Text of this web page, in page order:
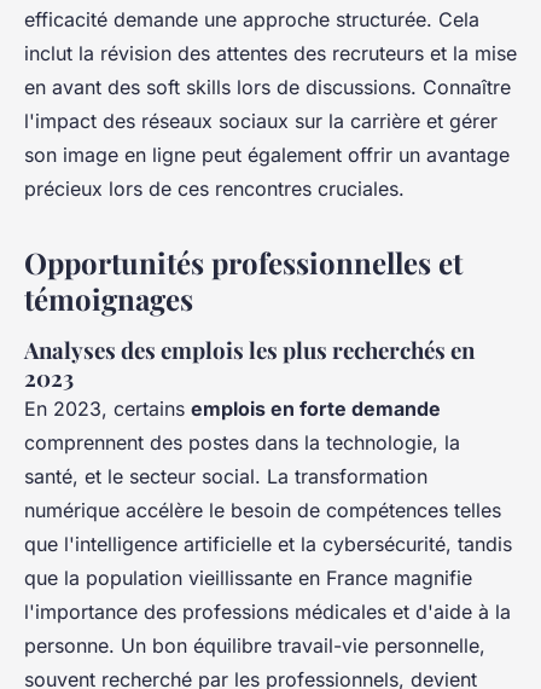
efficacité demande une approche structurée. Cela
inclut la révision des attentes des recruteurs et la mise
en avant des soft skills lors de discussions. Connaître
l'impact des réseaux sociaux sur la carrière et gérer
son image en ligne peut également offrir un avantage
précieux lors de ces rencontres cruciales.
Opportunités professionnelles et
témoignages
Analyses des emplois les plus recherchés en
2023
En 2023, certains emplois en forte demande
comprennent des postes dans la technologie, la
santé, et le secteur social. La transformation
numérique accélère le besoin de compétences telles
que l'intelligence artificielle et la cybersécurité, tandis
que la population vieillissante en France magnifie
l'importance des professions médicales et d'aide à la
personne. Un bon équilibre travail-vie personnelle,
souvent recherché par les professionnels, devient